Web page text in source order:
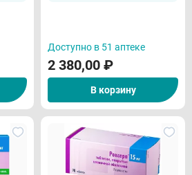
Доступно в 51 аптеке
2 380,00 ₽
В корзину